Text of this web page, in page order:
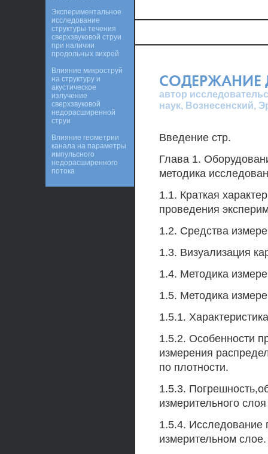
СОДЕРЖАНИЕ
автор
наук, Вознесенский,
Введение стр.
Глава 1.
методика
1.1. Краткая
проведения
1.2. Средства
1.3. Визуализация
1.4. Методика
1.5. Методика
1.5.1.
1.5.2. Особенности
измерения
по плотности.
1.5.3.
измерительного
1.5.4. Исследование
измерительном слое.
Экспериментальное
исследование
структуры течения
сверхзвуковой струи
при наличии
продольных вихрей
Влияние микроструй
на структуру и
акустическое
излучение
сверхзвуковой
недорасширенной
струи
Влияние геометрии
канала на параметры
импульсного
недорасширенного
потока